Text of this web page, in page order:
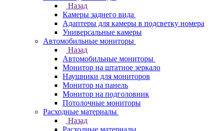
Назад
Камеры заднего вида
Адаптеры для камеры в подсветку номера
Универсальные камеры
Автомобильные мониторы
Назад
Автомобильные мониторы
Монитор на штатное зеркало
Наушники для мониторов
Монитор на панель
Монитор на подголовник
Потолочные мониторы
Расходные материалы
Назад
Расходные материалы